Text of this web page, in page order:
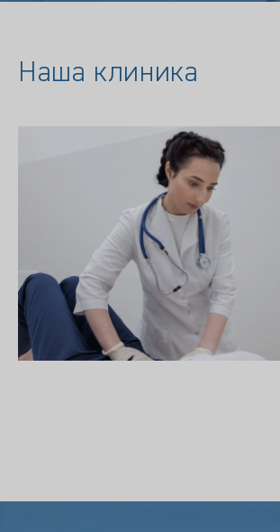
Наша клиника